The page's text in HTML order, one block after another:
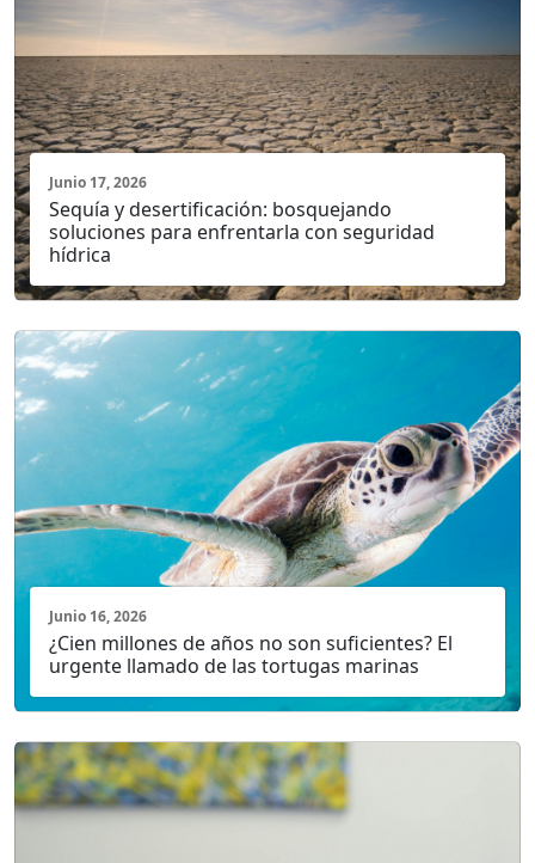
Junio 17, 2026
Sequía y desertificación: bosquejando
soluciones para enfrentarla con seguridad
hídrica
Junio 16, 2026
¿Cien millones de años no son suficientes? El
urgente llamado de las tortugas marinas